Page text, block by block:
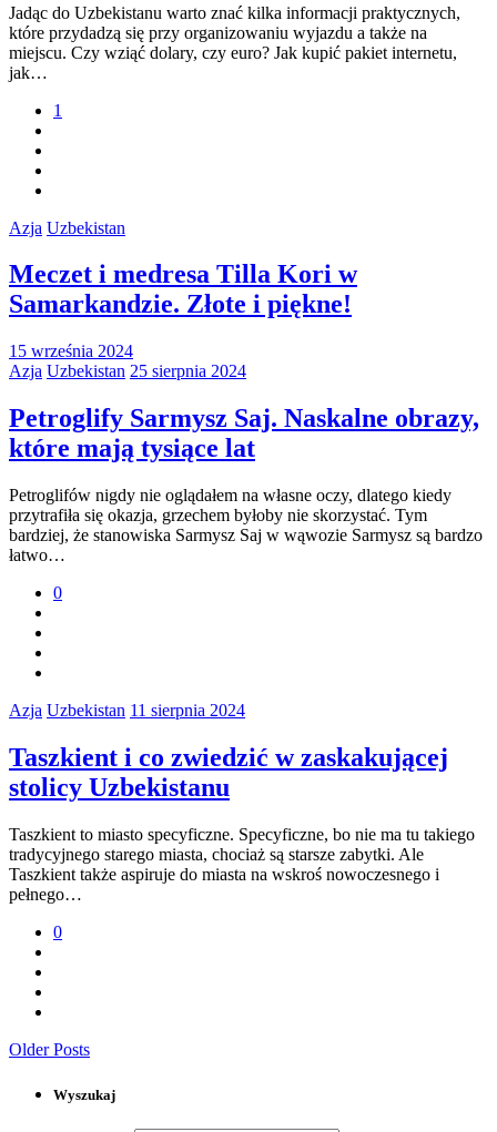
Jadąc do Uzbekistanu warto znać kilka informacji praktycznych,
które przydadzą się przy organizowaniu wyjazdu a także na
miejscu. Czy wziąć dolary, czy euro? Jak kupić pakiet internetu,
jak…
1
Azja Uzbekistan
Meczet i medresa Tilla Kori w
Samarkandzie. Złote i piękne!
15 września 2024
Azja Uzbekistan 25 sierpnia 2024
Petroglify Sarmysz Saj. Naskalne obrazy,
które mają tysiące lat
Petroglifów nigdy nie oglądałem na własne oczy, dlatego kiedy
przytrafiła się okazja, grzechem byłoby nie skorzystać. Tym
bardziej, że stanowiska Sarmysz Saj w wąwozie Sarmysz są bardzo
łatwo…
0
Azja Uzbekistan 11 sierpnia 2024
Taszkient i co zwiedzić w zaskakującej
stolicy Uzbekistanu
Taszkient to miasto specyficzne. Specyficzne, bo nie ma tu takiego
tradycyjnego starego miasta, chociaż są starsze zabytki. Ale
Taszkient także aspiruje do miasta na wskroś nowoczesnego i
pełnego…
0
Older Posts
Wyszukaj